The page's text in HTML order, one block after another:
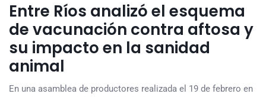
Entre Ríos analizó el esquema
de vacunación contra aftosa y
su impacto en la sanidad
animal
En una asamblea de productores realizada el 19 de febrero en